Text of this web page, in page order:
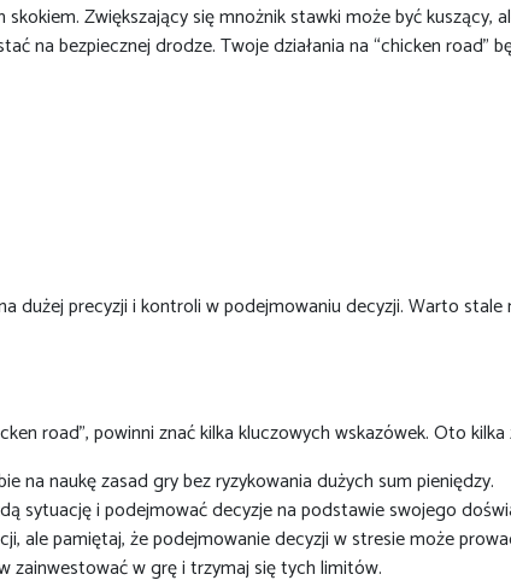
Zwiększający się mnożnik stawki może być
na bezpiecznej drodze. Twoje działania na “chicken road”
dużej precyzji i kontroli w podejmowaniu decyzji. Warto
road”, powinni znać kilka kluczowych wskazówek. Oto kilka
na naukę zasad gry bez ryzykowania dużych sum pieniędzy.
sytuację i podejmować decyzje na podstawie swojego
ale pamiętaj, że podejmowanie decyzji w stresie może
zainwestować w grę i trzymaj się tych limitów.